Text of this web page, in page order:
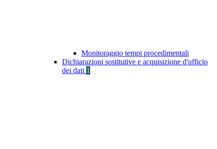
Monitoraggio tempi procedimentali
Dichiarazioni sostitutive e acquisizione d'ufficio
dei dati 1